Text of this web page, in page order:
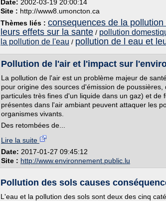
Date: 2002-03-19 20:00:14
Site : http://www8.umoncton.ca
Thèmes liés : consequences de la pollution
leurs effets sur la sante / pollution
la pollution de l'eau / pollution de l eau et
Pollution de l'air et l'impact sur
La pollution de l'air est un problème majeur de
pour origine des sources d'émission de
particules très fines d'un liquide dans un gaz) et de
présentes dans l'air ambiant peuvent attaquer les
organismes vivants.
Des retombées de...
Lire la suite
Date: 2017-01-27 09:45:12
Site : http://www.environnement.public.lu
Pollution des sols causes
L'eau et la pollution des sols sont deux des cinq